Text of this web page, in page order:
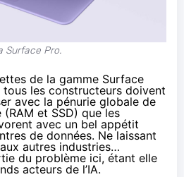
Surface Pro.
de la gamme Surface
tous les constructeurs doivent
avec la pénurie globale de
et SSD) que les
avec un bel appétit
de données. Ne laissant
autres industries…
du problème ici, étant elle
acteurs de l’IA.